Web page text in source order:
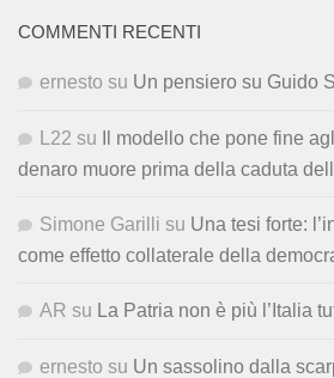
COMMENTI RECENTI
ernesto su Un pensiero su Guido
L22 su
Il modello che pone fine
denaro muore prima della caduta
Simone Garilli su Una tesi forte:
come effetto collaterale della
AR su La Patria non è più l’Italia
ernesto su Un sassolino dalla